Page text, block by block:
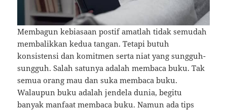
Membagun kebiasaan postif amatlah tidak semudah
membalikkan kedua tangan. Tetapi butuh
konsistensi dan komitmen serta niat yang sungguh-
sungguh. Salah satunya adalah membaca buku. Tak
semua orang mau dan suka membaca buku.
Walaupun buku adalah jendela dunia, begitu
banyak manfaat membaca buku. Namun ada tips